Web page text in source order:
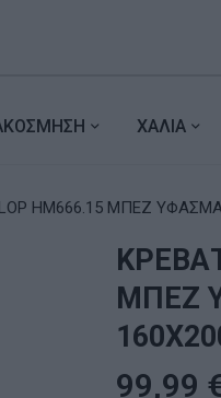
ΧΑΛΙΑ
HM666.15 ΜΠΕΖ
ΜΠΕΖ
99,99